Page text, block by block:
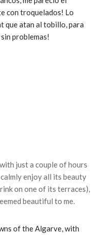
con troquelados! Lo
que atan al tobillo, para
problemas!
just a couple of hours
enjoy all its beauty
on one of its terraces),
beautiful to me.
of the Algarve, with